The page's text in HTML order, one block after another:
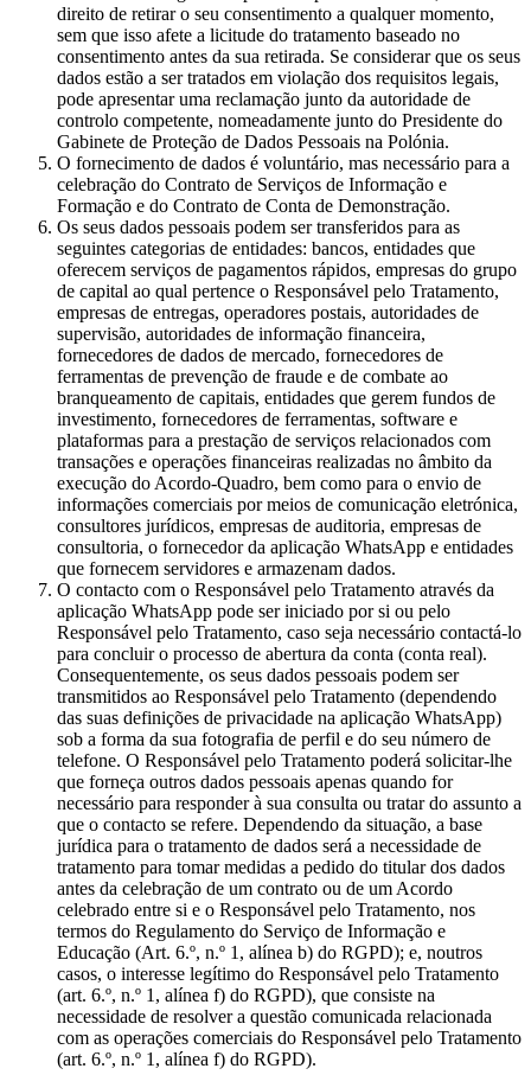
direito de retirar o seu consentimento a qualquer momento,
sem que isso afete a licitude do tratamento baseado no
consentimento antes da sua retirada. Se considerar que os seus
dados estão a ser tratados em violação dos requisitos legais,
pode apresentar uma reclamação junto da autoridade de
controlo competente, nomeadamente junto do Presidente do
Gabinete de Proteção de Dados Pessoais na Polónia.
O fornecimento de dados é voluntário, mas necessário para a
celebração do Contrato de Serviços de Informação e
Formação e do Contrato de Conta de Demonstração.
Os seus dados pessoais podem ser transferidos para as
seguintes categorias de entidades: bancos, entidades que
oferecem serviços de pagamentos rápidos, empresas do grupo
de capital ao qual pertence o Responsável pelo Tratamento,
empresas de entregas, operadores postais, autoridades de
supervisão, autoridades de informação financeira,
fornecedores de dados de mercado, fornecedores de
ferramentas de prevenção de fraude e de combate ao
branqueamento de capitais, entidades que gerem fundos de
investimento, fornecedores de ferramentas, software e
plataformas para a prestação de serviços relacionados com
transações e operações financeiras realizadas no âmbito da
execução do Acordo-Quadro, bem como para o envio de
informações comerciais por meios de comunicação eletrónica,
consultores jurídicos, empresas de auditoria, empresas de
consultoria, o fornecedor da aplicação WhatsApp e entidades
que fornecem servidores e armazenam dados.
O contacto com o Responsável pelo Tratamento através da
aplicação WhatsApp pode ser iniciado por si ou pelo
Responsável pelo Tratamento, caso seja necessário contactá-lo
para concluir o processo de abertura da conta (conta real).
Consequentemente, os seus dados pessoais podem ser
transmitidos ao Responsável pelo Tratamento (dependendo
das suas definições de privacidade na aplicação WhatsApp)
sob a forma da sua fotografia de perfil e do seu número de
telefone. O Responsável pelo Tratamento poderá solicitar-lhe
que forneça outros dados pessoais apenas quando for
necessário para responder à sua consulta ou tratar do assunto a
que o contacto se refere. Dependendo da situação, a base
jurídica para o tratamento de dados será a necessidade de
tratamento para tomar medidas a pedido do titular dos dados
antes da celebração de um contrato ou de um Acordo
celebrado entre si e o Responsável pelo Tratamento, nos
termos do Regulamento do Serviço de Informação e
Educação (Art. 6.º, n.º 1, alínea b) do RGPD); e, noutros
casos, o interesse legítimo do Responsável pelo Tratamento
(art. 6.º, n.º 1, alínea f) do RGPD), que consiste na
necessidade de resolver a questão comunicada relacionada
com as operações comerciais do Responsável pelo Tratamento
(art. 6.º, n.º 1, alínea f) do RGPD).